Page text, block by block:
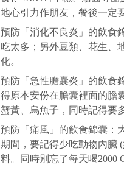
地心引力作朋友，餐後一定
預防「消化不良炎」的飲食
吃太多；另外豆類、花生、
化。
預防「急性膽囊炎」的飲食
得原本安份在膽囊裡面的膽
蟹黃、烏魚子，同時記得要
預防「痛風」的飲食錦囊：
期間，要記得少吃動物內臟
料。同時別忘了每天喝2000